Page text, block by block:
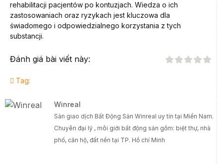
rehabilitacji pacjentów po kontuzjach. Wiedza o ich
zastosowaniach oraz ryzykach jest kluczowa dla
świadomego i odpowiedzialnego korzystania z tych
substancji.
Đánh giá bài viết này:
Tag:
Winreal
Sàn giao dịch Bất Động Sản Winreal uy tín tại Miền Nam.
Chuyên đại lý , môi giới bất động sản gồm: biệt thự, nhà
phố, căn hộ, đất nền tại TP. Hồ chí Minh